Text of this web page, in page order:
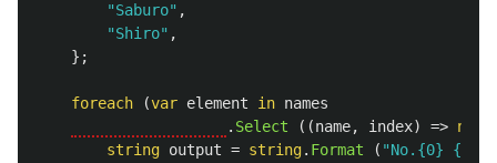
"Saburo" ,
"Shiro" ,
};
foreach (var element in names
. Select ((name, index) => new
string output = string. Format ( "No.{0} {1}"